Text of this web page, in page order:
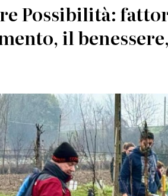
Possibilità:
il